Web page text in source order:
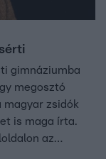
gimnáziumba
megosztó
magyar zsidók
is maga írta.
az